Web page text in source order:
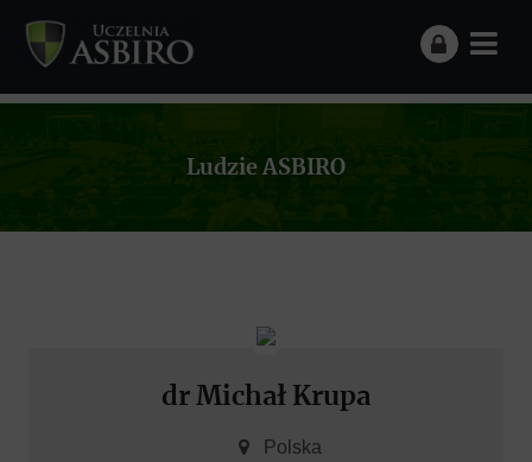
Ludzie ASBIRO
dr Michał Krupa
Polska